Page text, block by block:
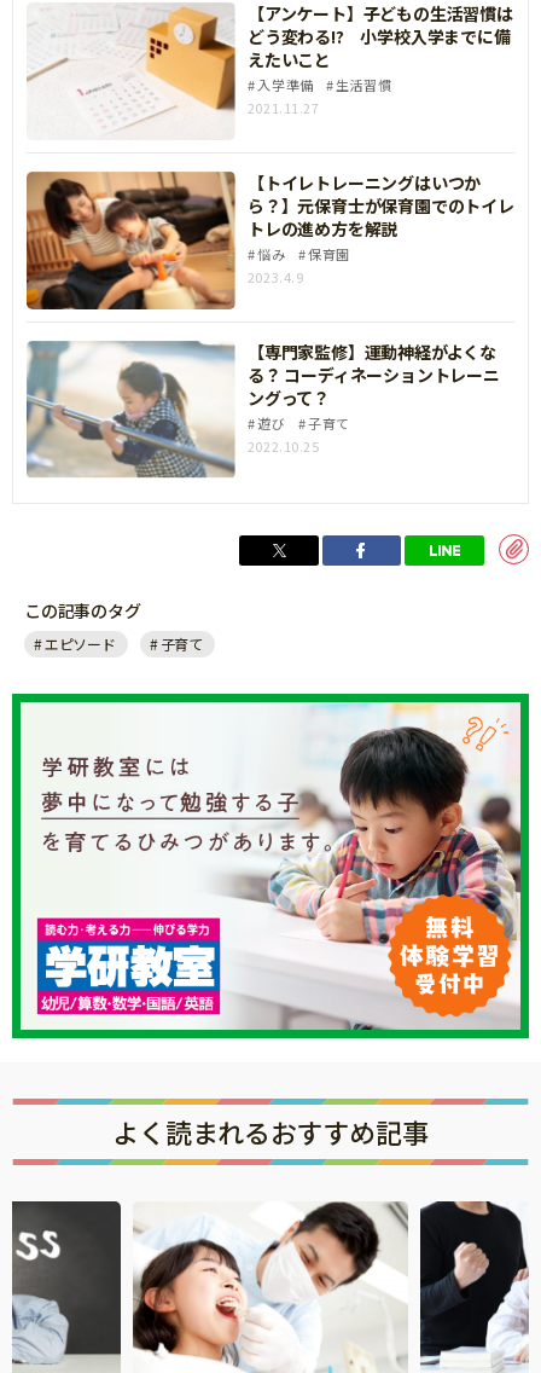
【アンケート】子どもの生活習慣は
どう変わる!? 小学校入学までに備
えたいこと
入学準備
生活習慣
2021.11.27
【トイレトレーニングはいつか
ら？】元保育士が保育園でのトイレ
トレの進め方を解説
悩み
保育園
2023.4.9
【専門家監修】運動神経がよくな
る？ コーディネーショントレーニ
ングって？
遊び
子育て
2022.10.25
この記事のタグ
エピソード 子育て
よく読まれるおすすめ記事